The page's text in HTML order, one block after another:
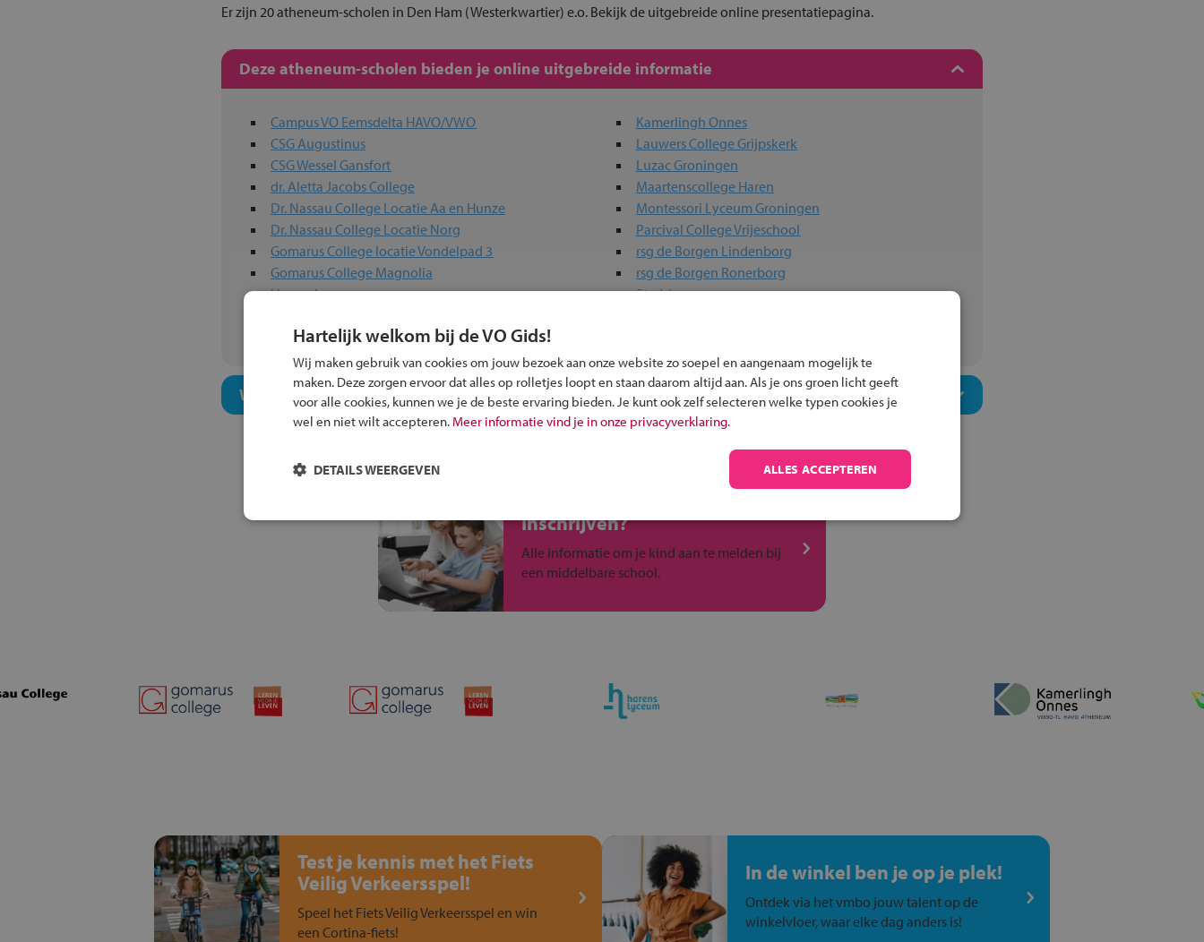
Er zijn 20 atheneum-scholen in Den Ham (Westerkwartier) e.o. Bekijk de uitgebreide online presentatiepagina.
Deze atheneum-scholen bieden je online uitgebreide informatie
Campus VO Eemsdelta HAVO/VWO
CSG Augustinus
CSG Wessel Gansfort
dr. Aletta Jacobs College
Dr. Nassau College Locatie Aa en Hunze
Dr. Nassau College Locatie Norg
Gomarus College locatie Vondelpad 3
Gomarus College Magnolia
Harens Lyceum
Kamerlingh Onnes
Lauwers College Grijpskerk
Luzac Groningen
Maartenscollege Haren
Montessori Lyceum Groningen
Parcival College Vrijeschool
rsg de Borgen Lindenborg
rsg de Borgen Ronerborg
Stadslyceum
Welk onderwijsconcept past bij jou?
Inschrijven?
Alle informatie om je kind aan te melden bij
een middelbare school.
Test je kennis met het Fiets
Veilig Verkeersspel!
Speel het Fiets Veilig Verkeersspel en win
een Cortina-fiets!
In de winkel ben je op je plek!
Ontdek via het vmbo jouw talent op de
winkelvloer, waar elke dag anders is!
Hartelijk welkom bij de VO Gids!
Wij maken gebruik van cookies om jouw bezoek aan onze website zo soepel en aangenaam mogelijk te
maken. Deze zorgen ervoor dat alles op rolletjes loopt en staan daarom altijd aan. Als je ons groen licht geeft
voor alle cookies, kunnen we je de beste ervaring bieden. Je kunt ook zelf selecteren welke typen cookies je
wel en niet wilt accepteren. Meer informatie vind je in onze privacyverklaring.
ALLES ACCEPTEREN
DETAILS WEERGEVEN